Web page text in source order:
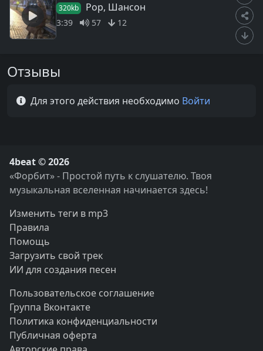
320kb Pop, Шансон
3:39 57 12
Отзывы
Для этого действия необходимо Войти
4beat © 2026
«Форбит» - Простой путь к слушателю. Твоя
музыкальная вселенная начинается здесь!
Изменить теги в mp3
Правила
Помощь
Загрузить свой трек
ИИ для создания песен
Пользовательское соглашение
Группа Вконтакте
Политика конфиденциальности
Публичная оферта